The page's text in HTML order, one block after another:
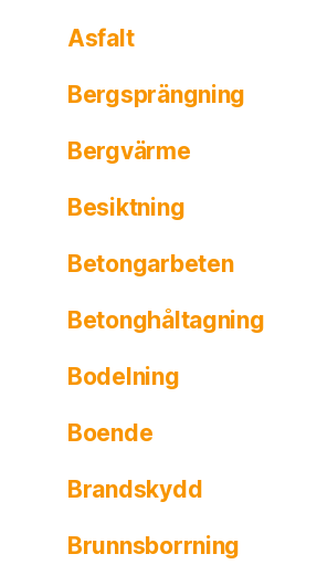
Asfalt
Bergsprängning
Bergvärme
Besiktning
Betongarbeten
Betonghåltagning
Bodelning
Boende
Brandskydd
Brunnsborrning